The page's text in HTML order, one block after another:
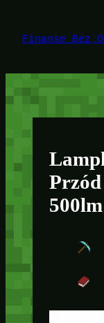
treści
Finanse Bez
Przód